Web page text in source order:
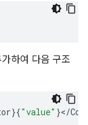
하여 다음 구조
}{"value" }</